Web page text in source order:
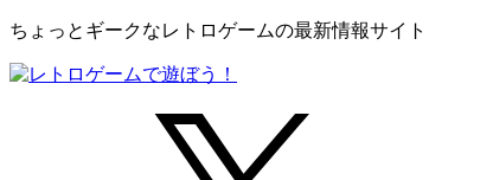
ちょっとギークなレトロゲームの最新情報サイト